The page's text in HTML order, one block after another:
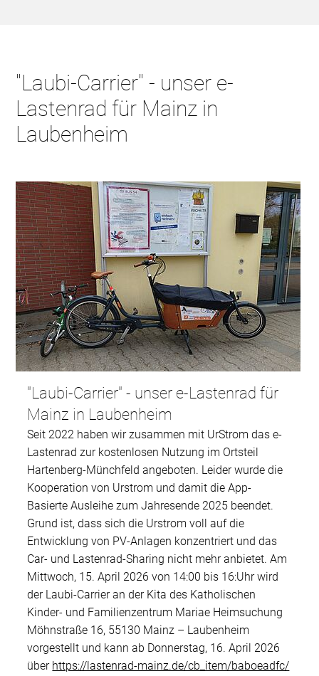
"Laubi-Carrier" - unser e-
Lastenrad für Mainz in
Laubenheim
"Laubi-Carrier" - unser e-Lastenrad für
Mainz in Laubenheim
Seit 2022 haben wir zusammen mit UrStrom das e-
Lastenrad zur kostenlosen Nutzung im Ortsteil
Hartenberg-Münchfeld angeboten. Leider wurde die
Kooperation von Urstrom und damit die App-
Basierte Ausleihe zum Jahresende 2025 beendet.
Grund ist, dass sich die Urstrom voll auf die
Entwicklung von PV-Anlagen konzentriert und das
Car- und Lastenrad-Sharing nicht mehr anbietet. Am
Mittwoch, 15. April 2026 von 14:00 bis 16:Uhr wird
der Laubi-Carrier an der Kita des Katholischen
Kinder- und Familienzentrum Mariae Heimsuchung
Möhnstraße 16, 55130 Mainz – Laubenheim
vorgestellt und kann ab Donnerstag, 16. April 2026
über https://lastenrad-mainz.de/cb_item/baboeadfc/